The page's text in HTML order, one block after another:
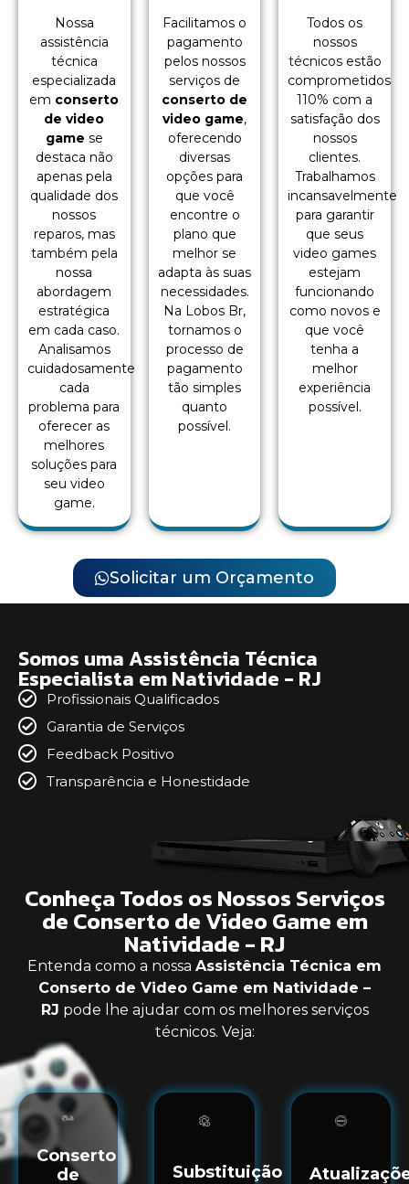
Nossa
assistência
técnica
especializada
em conserto
de video
game se
destaca não
apenas pela
qualidade dos
nossos
reparos, mas
também pela
nossa
abordagem
estratégica
em cada caso.
Analisamos
cuidadosamente
cada
problema para
oferecer as
melhores
soluções para
seu video
game.
Facilitamos o
pagamento
pelos nossos
serviços de
conserto de
video game,
oferecendo
diversas
opções para
que você
encontre o
plano que
melhor se
adapta às suas
necessidades.
Na Lobos Br,
tornamos o
processo de
pagamento
tão simples
quanto
possível.
Todos os
nossos
técnicos estão
comprometidos
110% com a
satisfação dos
nossos
clientes.
Trabalhamos
incansavelmente
para garantir
que seus
video games
estejam
funcionando
como novos e
que você
tenha a
melhor
experiência
possível.
Solicitar um Orçamento
Somos uma Assistência Técnica
Especialista em Natividade - RJ
Profissionais Qualificados
Garantia de Serviços
Feedback Positivo
Transparência e Honestidade
Conheça Todos os Nossos Serviços
de Conserto de Video Game em
Natividade - RJ
Entenda como a nossa Assistência Técnica em
Conserto de Video Game em Natividade –
RJ pode lhe ajudar com os melhores serviços
técnicos. Veja:
Conserto
de
Substituição